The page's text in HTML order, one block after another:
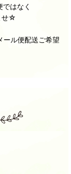
はなく
せ☆
ール便配送ご希望